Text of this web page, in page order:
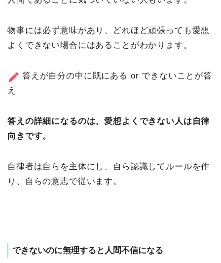
物事には必ず意味があり、どれほど頑張っても愛想
よくできない場合にはあることがわかります。
答えが自分の中に既にある or できないことが答
え
答えの詳細になるのは、愛想よくできない人は自律
向きです。
自律者は自らを主体にし、自ら認識してルールを作
り、自らの意志で従います。
できないのに無理すると人間不信になる